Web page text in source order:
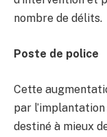
nombre de délits.
Poste de police
Cette
par l’implantation
destiné à mieux